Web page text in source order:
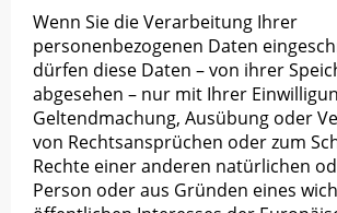
Wenn Sie die Verarbeitung Ihrer
personenbezogenen Daten
dürfen diese Daten – von ihrer
abgesehen – nur mit Ihrer
Geltendmachung, Ausübung oder
von Rechtsansprüchen oder zum
Rechte einer anderen natürlichen
Person oder aus Gründen eines